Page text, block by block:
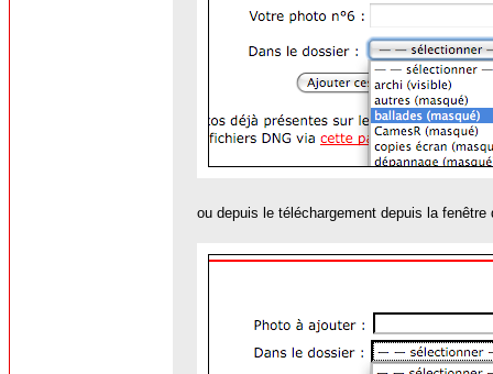
ou depuis le téléchargement depuis la